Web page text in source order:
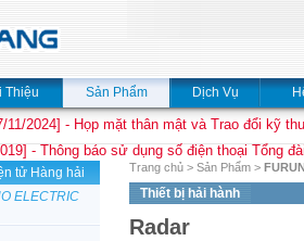
Thiệu Sản Phẩm Dịch Vụ
11/2024] - Họp mặt thân mật và Trao đổi kỹ
- Thông báo sử dụng số điện thoại Tổng
tử Hàng hải
ELECTRIC
Trang chủ > Sản Phẩm >
Thiết bị hải hành
Radar